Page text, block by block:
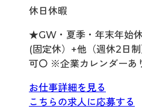
休日休暇
★GW・夏季・年末年始
(固定休）+他（週休2日
可〇 ※企業カレンダーあ
お仕事詳細を見る
こちらの求人に応募する